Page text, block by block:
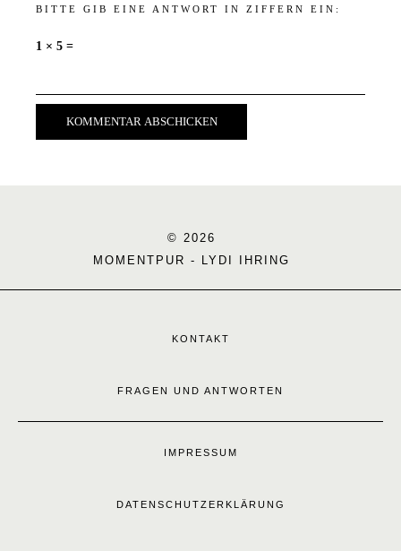
BITTE GIB EINE ANTWORT IN ZIFFERN EIN:
1 × 5 =
© 2026
MOMENTPUR - LYDI IHRING
KONTAKT
FRAGEN UND ANTWORTEN
IMPRESSUM
DATENSCHUTZERKLÄRUNG